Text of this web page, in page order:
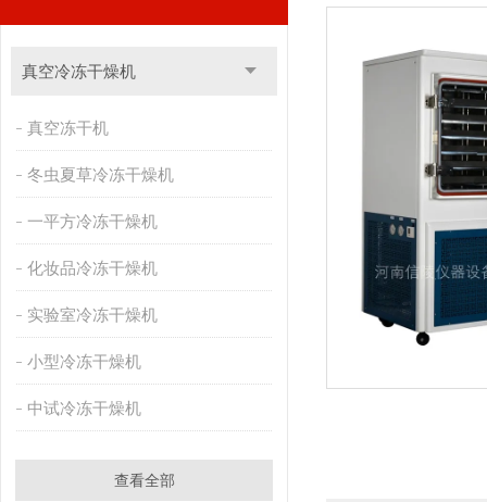
真空冷冻干燥机
真空冻干机
冬虫夏草冷冻干燥机
一平方冷冻干燥机
化妆品冷冻干燥机
实验室冷冻干燥机
小型冷冻干燥机
中试冷冻干燥机
查看全部